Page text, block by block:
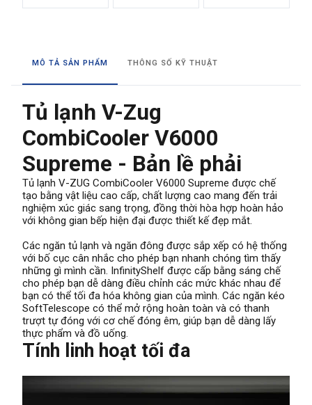
MÔ TẢ SẢN PHẨM THÔNG SỐ KỸ THUẬT
Tủ lạnh V-Zug
CombiCooler V6000
Supreme - Bản lề phải
Tủ lạnh V-ZUG CombiCooler V6000 Supreme được chế
tạo bằng vật liệu cao cấp, chất lượng cao mang đến trải
nghiệm xúc giác sang trọng, đồng thời hòa hợp hoàn hảo
với không gian bếp hiện đại được thiết kế đẹp mắt.
Các ngăn tủ lạnh và ngăn đông được sắp xếp có hệ thống
với bố cục cân nhắc cho phép bạn nhanh chóng tìm thấy
những gì mình cần. InfinityShelf được cấp bằng sáng chế
cho phép bạn dễ dàng điều chỉnh các mức khác nhau để
bạn có thể tối đa hóa không gian của mình. Các ngăn kéo
SoftTelescope có thể mở rộng hoàn toàn và có thanh
trượt tự đóng với cơ chế đóng êm, giúp bạn dễ dàng lấy
thực phẩm và đồ uống.
Tính linh hoạt tối đa